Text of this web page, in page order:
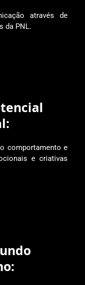
através de
da PNL.
comportamento e
e criativas